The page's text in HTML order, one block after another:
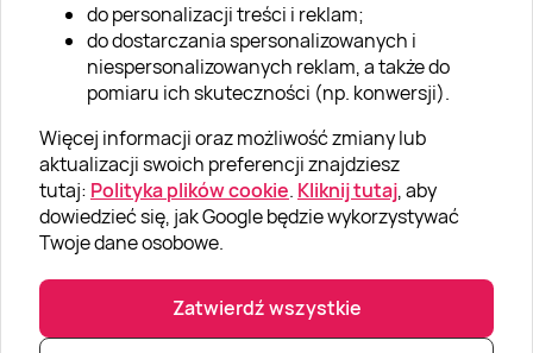
do personalizacji treści i reklam;
do dostarczania spersonalizowanych i
niespersonalizowanych reklam, a także do
pomiaru ich skuteczności (np. konwersji).
Więcej informacji oraz możliwość zmiany lub
aktualizacji swoich preferencji znajdziesz
tutaj: Polityka plików cookie. Kliknij tutaj, aby
dowiedzieć się, jak Google będzie wykorzystywać
Twoje dane osobowe.
Zatwierdź wszystkie
Klub Lojalnościowy
Dodaj recenzję
Informacje
GRUPA „SUPER PREZENTY“